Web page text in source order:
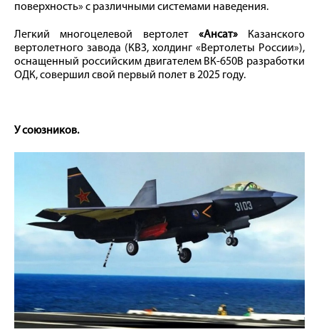
поверхность» с различными системами наведения.
Легкий многоцелевой вертолет «Ансат»Казанского
вертолетного завода (КВЗ, холдинг «Вертолеты России»),
оснащенный российским двигателем ВК-650В разработки
ОДК, совершил свой первый полет в 2025 году.
У союзников.